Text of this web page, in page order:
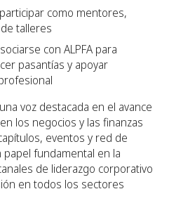
como mentores,
talleres
con ALPFA para
pasantías y apoyar
voz destacada en el avance
los negocios y las finanzas
eventos y red de
fundamental en la
de liderazgo corporativo
en todos los sectores